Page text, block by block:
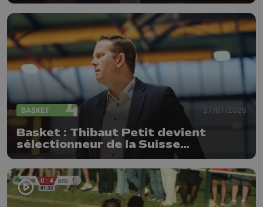
BASKET 27/07/2026
Basket : Thibaut Petit devient
sélectionneur de la Suisse
(messieurs)